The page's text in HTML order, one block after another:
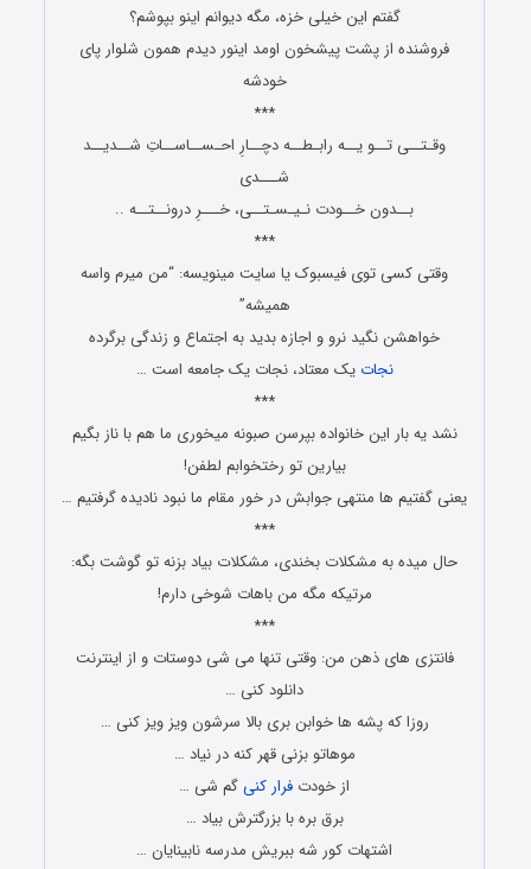
گفتم این خیلی خزه، مگه دیوانم اینو بپوشم؟
فروشنده از پشت پیشخون اومد اینور دیدم همون شلوار پای
خودشه
***
وقـتــی تــو یــه رابـطــه دچــارِ احـســاســاتِ شــدیــد
شـــدی
بــدون خــودت نـیـسـتــی، خـــرِ درونــتــه ..
***
وقتی کسی توی فیسبوک یا سایت مینویسه: “من میرم واسه
همیشه”
خواهشن نگید نرو و اجازه بدید به اجتماع و زندگی برگرده
نجات یک معتاد، نجات یک جامعه است …
***
نشد یه بار این خانواده بپرسن صبونه میخوری ما هم با ناز بگیم
بیارین تو رختخوابم لطفن!
یعنی گفتیم ها منتهی جوابش در خور مقام ما نبود نادیده گرفتیم …
***
حال میده به مشکلات بخندی، مشکلات بیاد بزنه تو گوشت بگه:
مرتیکه مگه من باهات شوخی دارم!
***
فانتزی های ذهن من: وقتی تنها می شی دوستات و از اینترنت
دانلود کنی …
روزا که پشه ها خوابن بری بالا سرشون ویز ویز کنی …
موهاتو بزنی قهر کنه در نیاد …
از خودت فرار کنیگم شی …
برق بره با بزرگترش بیاد …
اشتهات کور شه ببریش مدرسه نابینایان …